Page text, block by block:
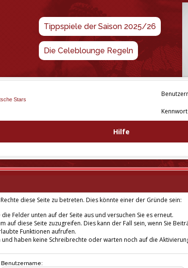
Tippspiele der Saison 2025/26
Die Celeblounge Regeln
Stars
Kennwort
Hilfe
diese Seite zu betreten. Dies könnte einer der Gründe sein:
Felder unten auf der Seite aus und versuchen Sie es erneut.
auf diese Seite zuzugreifen. Dies kann der Fall sein, wenn Sie
Funktionen aufrufen.
und haben keine Schreibrechte oder warten noch auf die
Benutzername: